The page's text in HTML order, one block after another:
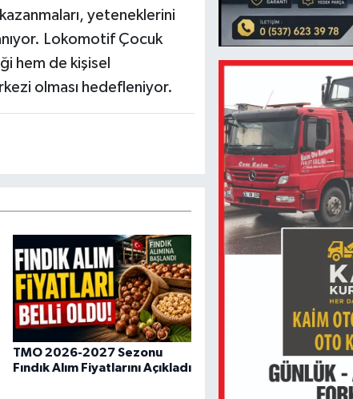
yeteneklerini
Lokomotif Çocuk
hem de kişisel
olması hedefleniyor.
TMO 2026-2027 Sezonu
Fındık Alım Fiyatlarını Açıkladı